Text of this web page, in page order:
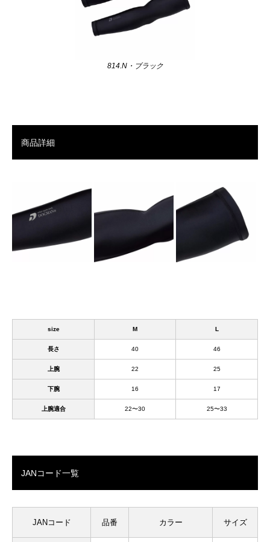
814.N・ブラック
商品詳細
size M L
長さ 40 46
上腕 22 25
下腕 16 17
上腕適合 22〜30 25〜33
JANコード一覧
JANコード 品番 カラー サイズ